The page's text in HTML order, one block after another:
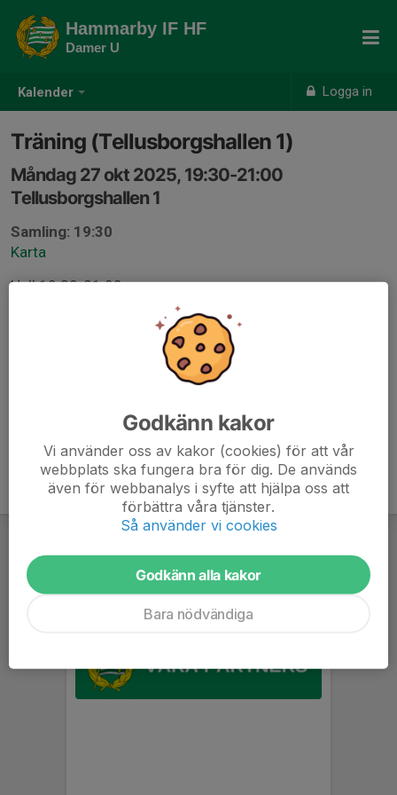
Kalender Logga in
Hammarby IF HF
Damer U
Träning (Tellusborgshallen 1)
Måndag 27 okt 2025, 19:30-21:00
Tellusborgshallen 1
Samling: 19:30
Karta
Hall 19:30-21:00
Godkänn kakor
Vi använder oss av kakor (cookies) för att vår
webbplats ska fungera bra för dig. De används
även för webbanalys i syfte att hjälpa oss att
förbättra våra tjänster.
Så använder vi cookies
Godkänn alla kakor
Bara nödvändiga